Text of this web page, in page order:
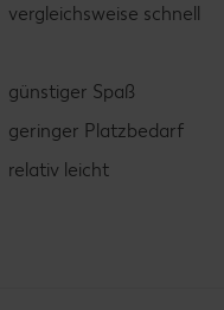
vergleichsweise schnell
günstiger Spaß
geringer Platzbedarf
relativ leicht